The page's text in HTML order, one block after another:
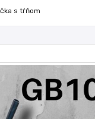
s tŕňom